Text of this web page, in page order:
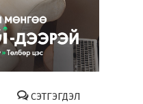
СЭТГЭГДЭЛ